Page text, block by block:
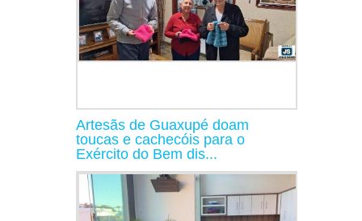
Artesãs de Guaxupé doam
toucas e cachecóis para o
Exército do Bem dis...